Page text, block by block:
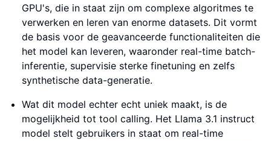
GPU's, die in staat zijn om complexe algoritmes te
verwerken en leren van enorme datasets. Dit vormt
de basis voor de geavanceerde functionaliteiten die
het model kan leveren, waaronder real-time batch-
inferentie, supervisie sterke finetuning en zelfs
synthetische data-generatie.
Wat dit model echter echt uniek maakt, is de
mogelijkheid tot tool calling. Het Llama 3.1 instruct
model stelt gebruikers in staat om real-time